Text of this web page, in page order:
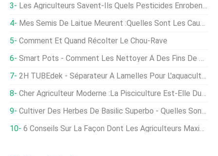
Les Agriculteurs Savent-Ils Quels Pesticides Enrobent Leurs Semences ?
Mes Semis De Laitue Meurent :quelles Sont Les Causes De La Fonte Des Semis De La Laitue
Comment Et Quand Récolter Le Chou-Rave
Smart Pots - Comment Les Nettoyer À Des Fins De Réutilisation
2H TUBEdek - Séparateur À Lamelles Pour L'aquaculture
Cher Agriculteur Moderne :la Pisciculture Est-Elle Durable ?
Cultiver Des Herbes De Basilic Superbo - Quelles Sont Les Utilisations De Superbo Basil
6 Conseils Sur La Façon Dont Les Agriculteurs Maximisent Leur Production Agricole